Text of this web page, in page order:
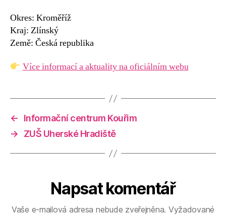
Okres: Kroměříž
Kraj: Zlínský
Země: Česká republika
Více informací a aktuality na oficiálním webu
←
Informační centrum Kouřim
→
ZUŠ Uherské Hradiště
Napsat komentář
Vaše e-mailová adresa nebude zveřejněna. Vyžadované